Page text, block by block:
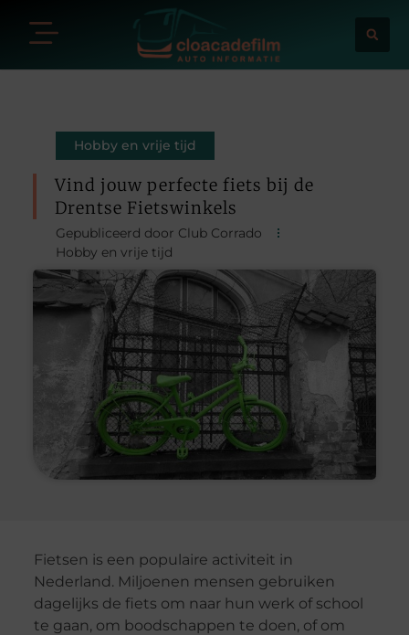
Hobby en vrije tijd
Vind jouw perfecte fiets bij de
Drentse Fietswinkels
Gepubliceerd door Club Corrado
Hobby en vrije tijd
Fietsen is een populaire activiteit in
Nederland. Miljoenen mensen gebruiken
dagelijks de fiets om naar hun werk of school
te gaan, om boodschappen te doen, of om